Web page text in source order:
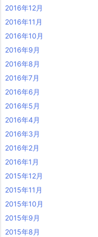
2016年12月
2016年11月
2016年10月
2016年9月
2016年8月
2016年7月
2016年6月
2016年5月
2016年4月
2016年3月
2016年2月
2016年1月
2015年12月
2015年11月
2015年10月
2015年9月
2015年8月